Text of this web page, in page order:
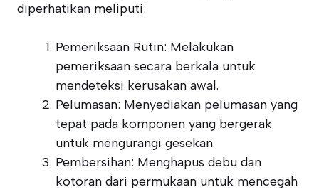
diperhatikan meliputi:
Pemeriksaan Rutin: Melakukan
pemeriksaan secara berkala untuk
mendeteksi kerusakan awal.
Pelumasan: Menyediakan pelumasan yang
tepat pada komponen yang bergerak
untuk mengurangi gesekan.
Pembersihan: Menghapus debu dan
kotoran dari permukaan untuk mencegah